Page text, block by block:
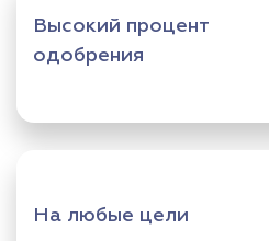
Высокий процент
одобрения
На любые цели